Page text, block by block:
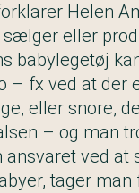
Helen
sælger eller
babylegetøj
– fx ved at der
eller snore,
– og man
ved at
tager man